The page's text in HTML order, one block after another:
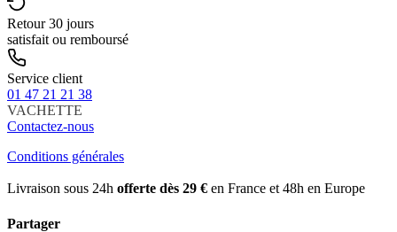
Retour 30 jours
satisfait ou remboursé
Service client
01 47 21 21 38
VACHETTE
Contactez-nous
Conditions générales
Livraison sous 24h offerte dès 29 € en France et 48h en Europe
Partager